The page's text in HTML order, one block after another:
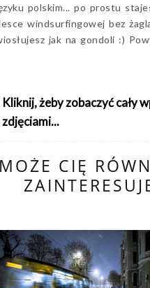
polskim... po prostu
windsurfingowej bez
jak na gondoli :)
Kliknij, żeby zobaczyć cały
zdjęciami...
MOŻE CIĘ